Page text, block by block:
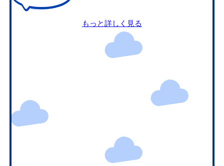
もっと詳しく見る